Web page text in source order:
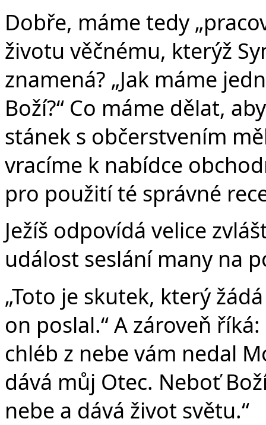
Dobře, máme tedy
životu věčnému, kterýž
znamená? „Jak máme
Boží?“ Co máme dělat,
stánek s občerstvením
vracíme k nabídce
pro použití té správné
Ježíš odpovídá velice
událost seslání many na
„Toto je skutek, který
on poslal.“ A zároveň
chléb z nebe vám nedal
dává můj Otec. Neboť
nebe a dává život světu.“